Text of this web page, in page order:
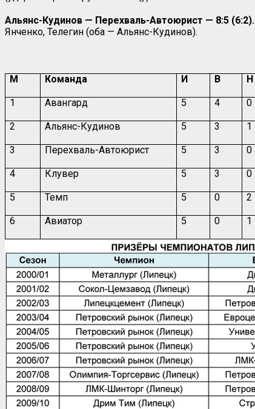
Альянс-Кудинов — Перехваль-Автоюрист — 8:5 (6:2).
Янченко, Телегин (оба — Альянс-Кудинов).
М Команда И В Н
1 Авангард 5 4 0
2 Альянс-Кудинов 5 3 1
3 Перехваль-Автоюрист 5 3 0
4 Клувер 5 3 0
5 Темп 5 0 2
6 Авиатор 5 0 1